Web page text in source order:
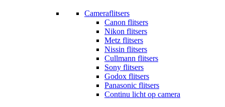
Cameraflitsers
Canon flitsers
Nikon flitsers
Metz flitsers
Nissin flitsers
Cullmann flitsers
Sony flitsers
Godox flitsers
Panasonic flitsers
Continu licht op camera